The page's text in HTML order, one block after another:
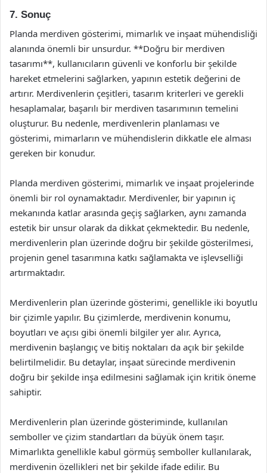
7. Sonuç
Planda merdiven gösterimi, mimarlık ve inşaat mühendisliği
alanında önemli bir unsurdur. **Doğru bir merdiven
tasarımı**, kullanıcıların güvenli ve konforlu bir şekilde
hareket etmelerini sağlarken, yapının estetik değerini de
artırır. Merdivenlerin çeşitleri, tasarım kriterleri ve gerekli
hesaplamalar, başarılı bir merdiven tasarımının temelini
oluşturur. Bu nedenle, merdivenlerin planlaması ve
gösterimi, mimarların ve mühendislerin dikkatle ele alması
gereken bir konudur.
Planda merdiven gösterimi, mimarlık ve inşaat projelerinde
önemli bir rol oynamaktadır. Merdivenler, bir yapının iç
mekanında katlar arasında geçiş sağlarken, aynı zamanda
estetik bir unsur olarak da dikkat çekmektedir. Bu nedenle,
merdivenlerin plan üzerinde doğru bir şekilde gösterilmesi,
projenin genel tasarımına katkı sağlamakta ve işlevselliği
artırmaktadır.
Merdivenlerin plan üzerinde gösterimi, genellikle iki boyutlu
bir çizimle yapılır. Bu çizimlerde, merdivenin konumu,
boyutları ve açısı gibi önemli bilgiler yer alır. Ayrıca,
merdivenin başlangıç ve bitiş noktaları da açık bir şekilde
belirtilmelidir. Bu detaylar, inşaat sürecinde merdivenin
doğru bir şekilde inşa edilmesini sağlamak için kritik öneme
sahiptir.
Merdivenlerin plan üzerinde gösteriminde, kullanılan
semboller ve çizim standartları da büyük önem taşır.
Mimarlıkta genellikle kabul görmüş semboller kullanılarak,
merdivenin özellikleri net bir şekilde ifade edilir. Bu